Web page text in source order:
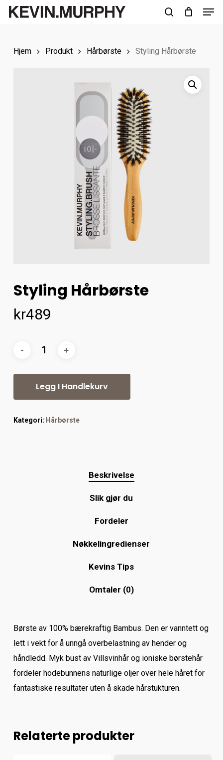
Skip
content
Hjem Produkt Hårbørste Styling Hårbørste
Styling Hårbørste
kr489
Legg I Handlekurv
Kategori: Hårbørste
Beskrivelse
Slik gjør du
Fordeler
Nøkkelingredienser
Kevins Tips
Omtaler (0)
Børste av 100% bærekraftig Bambus. Den er vanntett og
lett i vekt for å unngå overbelastning av hender og
håndledd. Myk bust av Villsvinhår og ioniske børstehår
fordeler hodebunnens naturlige oljer over hele håret for
fantastiske resultater uten å skade hårstukturen.
Relaterte produkter